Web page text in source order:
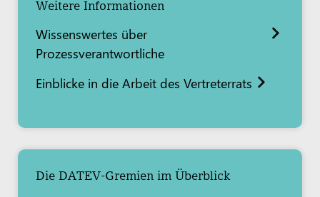
Weitere Informationen
Wissenswertes über
Prozessverantwortliche
Einblicke in die Arbeit des Vertreterrats
Die DATEV-Gremien im Überblick